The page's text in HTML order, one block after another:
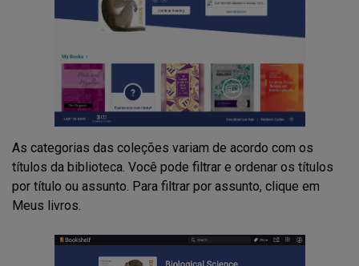
As categorias das coleções variam de acordo com os
títulos da biblioteca. Você pode filtrar e ordenar os títulos
por título ou assunto. Para filtrar por assunto, clique em
Meus livros.